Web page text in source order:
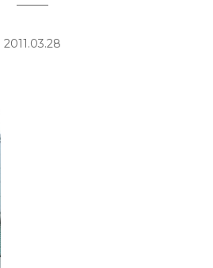
2011.03.28